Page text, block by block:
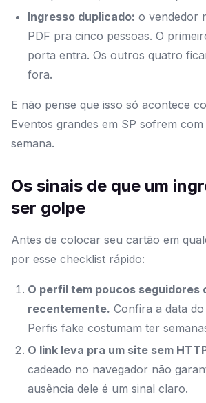
Ingresso duplicado: o vendedor
PDF pra cinco pessoas. O
porta entra. Os outros quatro
fora.
E não pense que isso só acontece
Eventos grandes em SP sofrem com
semana.
Os sinais de que um
ser golpe
Antes de colocar seu cartão em
por esse checklist rápido:
O perfil tem poucos seguidores
recentemente. Confira a data
Perfis fake costumam ter
O link leva pra um site sem
cadeado no navegador não
ausência dele é um sinal claro.